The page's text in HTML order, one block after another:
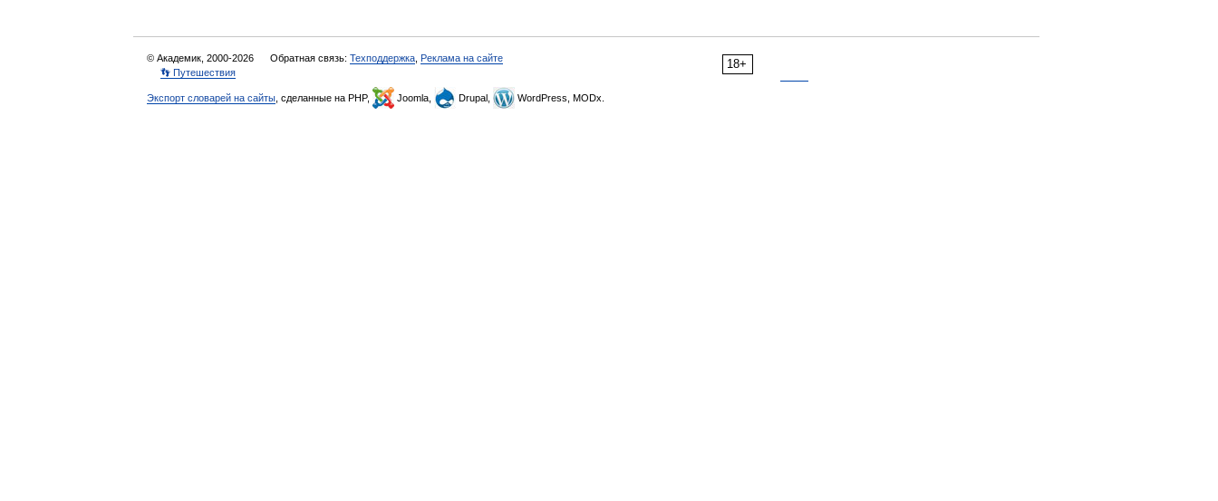
18+
© Академик, 2000-2026 Обратная связь: Техподдержка Реклама на сайте
👣 Путешествия
Экспорт словарей на сайты , сделанные на PHP, Joomla, Drupal, WordPress, MODx.